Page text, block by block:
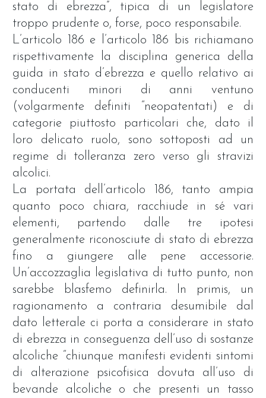
stato di ebrezza”, tipica di un legislatore
troppo prudente o, forse, poco responsabile.
L’articolo 186 e l’articolo 186 bis richiamano
rispettivamente la disciplina generica della
guida in stato d’ebrezza e quello relativo ai
conducenti minori di anni ventuno
(volgarmente definiti “neopatentati) e di
categorie piuttosto particolari che, dato il
loro delicato ruolo, sono sottoposti ad un
regime di tolleranza zero verso gli stravizi
alcolici.
La portata dell’articolo 186, tanto ampia
quanto poco chiara, racchiude in sé vari
elementi, partendo dalle tre ipotesi
generalmente riconosciute di stato di ebrezza
fino a giungere alle pene accessorie.
Un’accozzaglia legislativa di tutto punto, non
sarebbe blasfemo definirla. In primis, un
ragionamento a contraria desumibile dal
dato letterale ci porta a considerare in stato
di ebrezza in conseguenza dell’uso di sostanze
alcoliche “chiunque manifesti evidenti sintomi
di alterazione psicofisica dovuta all’uso di
bevande alcoliche o che presenti un tasso